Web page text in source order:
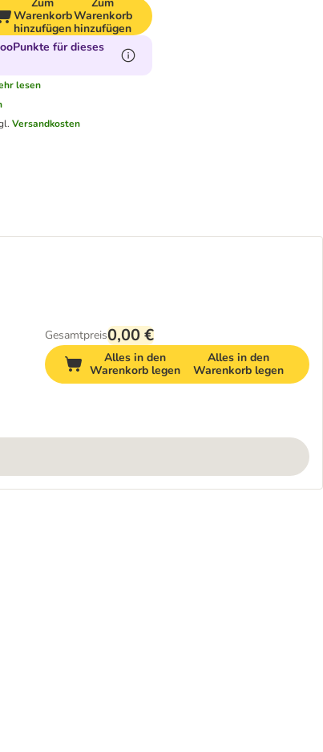
Warenkorb
hinzufügen
Warenkorb
hinzufügen
für dieses
lesen
Versandkosten
Gesamtpreis0,00 €
Alles in den
Warenkorb legen
Alles in den
Warenkorb legen